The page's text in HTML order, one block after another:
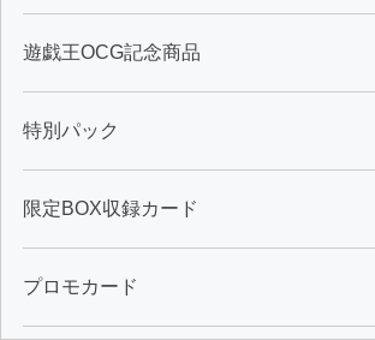
遊戯王OCG記念商品
特別パック
限定BOX収録カード
プロモカード